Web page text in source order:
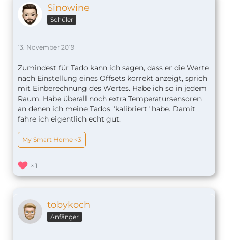
Sinowine
Schüler
13. November 2019
Zumindest für Tado kann ich sagen, dass er die Werte
nach Einstellung eines Offsets korrekt anzeigt, sprich
mit Einberechnung des Wertes. Habe ich so in jedem
Raum. Habe überall noch extra Temperatursensoren
an denen ich meine Tados "kalibriert" habe. Damit
fahre ich eigentlich echt gut.
My Smart Home <3
1
tobykoch
Anfänger